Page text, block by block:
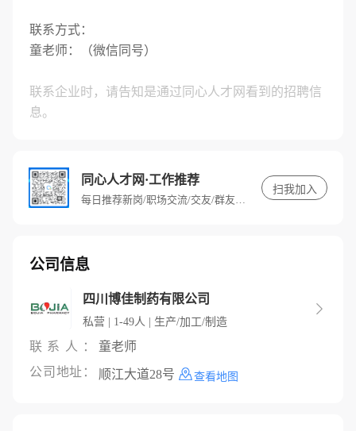
联系方式：
童老师：（微信同号）
联系企业时，请告知是通过同心人才网看到的招聘信
息。
同心人才网·工作推荐
每日推荐新岗/职场交流/交友/群友专属福利
扫我加入
公司信息
四川博佳制药有限公司
私营 | 1-49人 | 生产/加工/制造

联系人：
童老师
公司地址：
顺江大道28号 查看地图